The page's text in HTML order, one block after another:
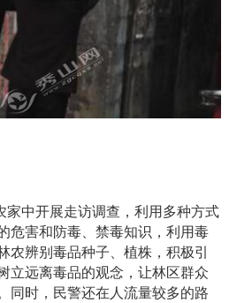
家中开展走访调查，利用多种方式
危害和防毒、禁毒知识，利用毒
农辨别毒品种子、植株，积极引
立远离毒品的观念，让林区群众
同时，民警还在人流量较多的路